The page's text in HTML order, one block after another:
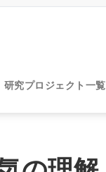
研究プロジェクト一覧